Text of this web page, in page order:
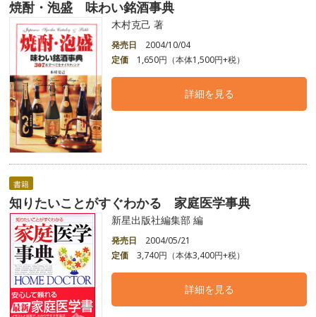
焼酎・泡盛 味わい銘酒事典
木村克己 著
発売日
2004/10/04
定価
1,650円（本体1,500円+税）
詳細を見る
書籍
知りたいことがすぐわかる 家庭医学事典
新星出版社編集部 編
発売日
2004/05/21
定価
3,740円（本体3,400円+税）
詳細を見る